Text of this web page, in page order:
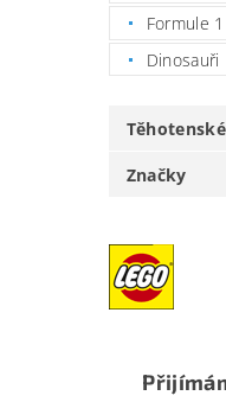
Formule 1
Dinosauři
Značky